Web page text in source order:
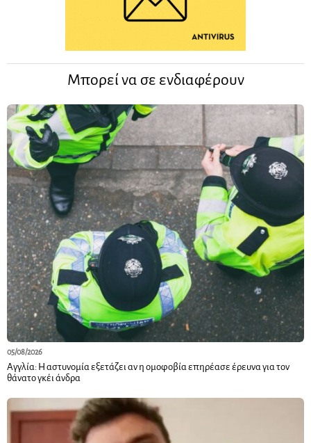
Μπορεί να σε ενδιαφέρουν
05/08/2026
Αγγλία: Η αστυνομία εξετάζει αν η ομοφοβία επηρέασε έρευνα για τον
θάνατο γκέι άνδρα